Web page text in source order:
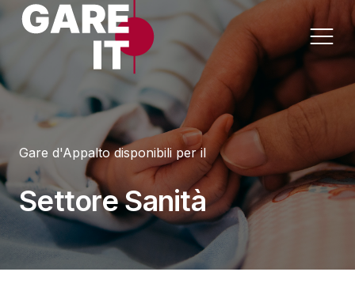
Home
Appalti per Settore
Lavori
Servizi
Forniture
Appalti per Regione
Gare d'Appalto disponibili per il
Settore Sanità